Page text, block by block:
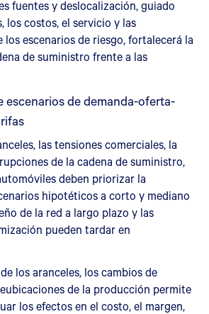
fuentes y deslocalización, guiado
los costos, el servicio y las
los escenarios de riesgo, fortalecerá la
de suministro frente a las
escenarios de demanda-oferta-
las tensiones comerciales, la
de la cadena de suministro,
deben priorizar la
hipotéticos a corto y mediano
de la red a largo plazo y las
pueden tardar en
los aranceles, los cambios de
de la producción permite
los efectos en el costo, el margen,